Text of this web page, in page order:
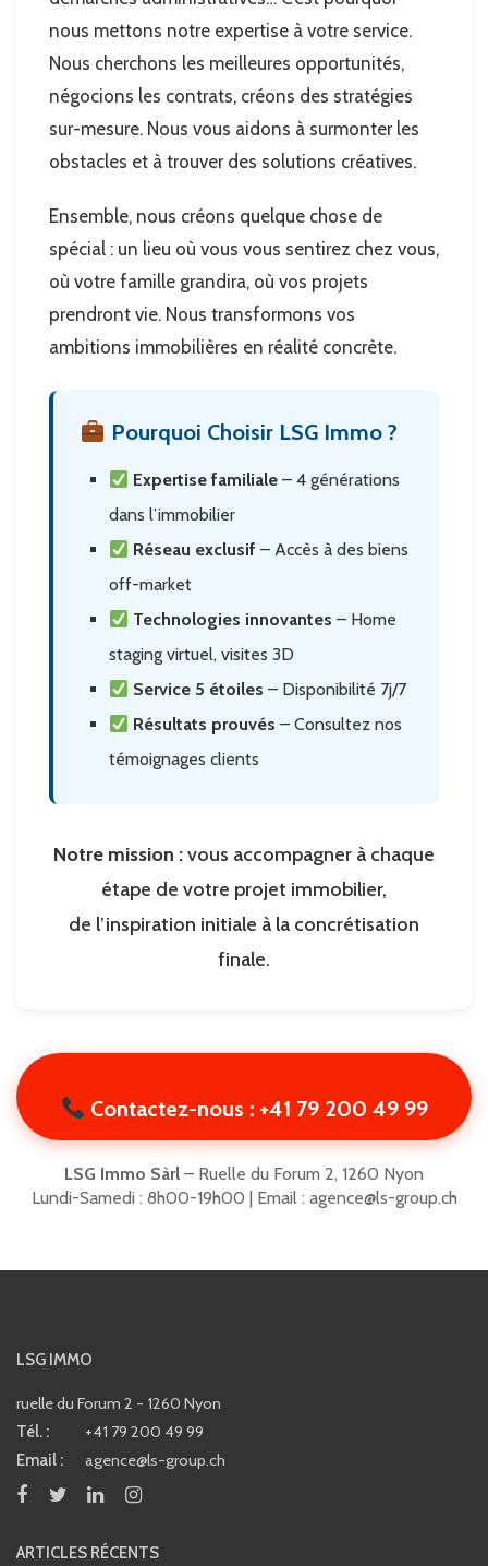
nous mettons notre expertise à votre service.
Nous cherchons les meilleures opportunités,
négocions les contrats, créons des stratégies
sur-mesure. Nous vous aidons à surmonter les
obstacles et à trouver des solutions créatives.
Ensemble, nous créons quelque chose de
spécial : un lieu où vous vous sentirez chez vous,
où votre famille grandira, où vos projets
prendront vie. Nous transformons vos
ambitions immobilières en réalité concrète.
Pourquoi Choisir LSG Immo ?
Expertise familiale – 4 générations
dans l’immobilier
Réseau exclusif – Accès à des biens
off-market
Technologies innovantes – Home
staging virtuel, visites 3D
Service 5 étoiles – Disponibilité 7j/7
Résultats prouvés – Consultez nos
témoignages clients
Notre mission :vous accompagner à chaque
étape de votre projet immobilier,
de l’inspiration initiale à la concrétisation
finale.
Contactez-nous : +41 79 200 49 99
LSG Immo Sàrl – Ruelle du Forum 2, 1260 Nyon
Lundi-Samedi : 8h00-19h00 | Email : agence@ls-group.ch
LSG IMMO
ruelle du Forum 2 - 1260 Nyon
Tél. :
+41 79 200 49 99
Email :
agence@ls-group.ch
ARTICLES RÉCENTS